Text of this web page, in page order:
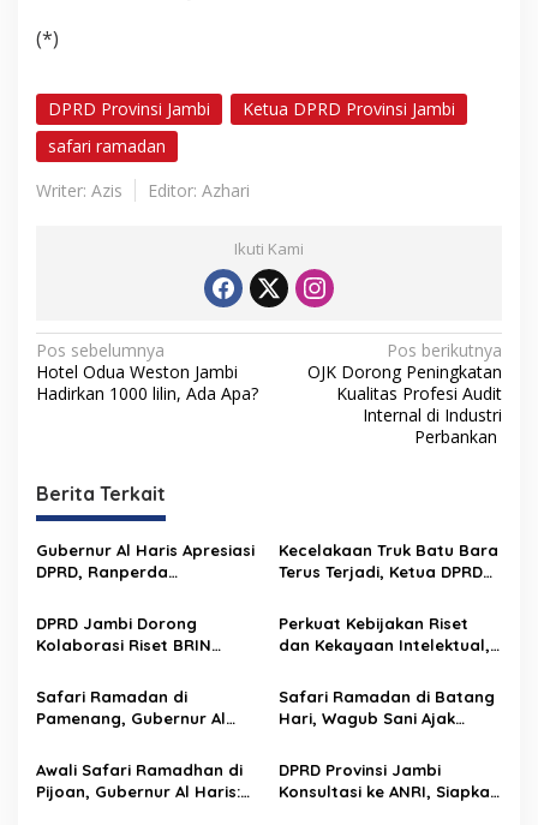
(*)
DPRD Provinsi Jambi
Ketua DPRD Provinsi Jambi
safari ramadan
Writer: Azis
Editor: Azhari
Ikuti Kami
N
a
g
a
s
i
p
o
s
Pos sebelumnya
Hotel Odua Weston Jambi
Hadirkan 1000 lilin, Ada Apa?
Pos berikutnya
OJK Dorong Peningkatan
Kualitas Profesi Audit
Internal di Industri
Perbankan
Berita Terkait
Gubernur Al Haris Apresiasi
DPRD, Ranperda
2025 Disetujui jadi Perda
Kecelakaan Truk Batu Bara
Terus Terjadi, Ketua DPRD
Tegas
DPRD Jambi Dorong
Kolaborasi Riset BRIN
Daerah dan Lingkungan
Perkuat Kebijakan Riset
dan Kekayaan Intelektual,
Kunjungi Balitbangda Jawa
Barat
Safari Ramadan di
Pamenang, Gubernur Al
dan Peran Keluarga
Safari Ramadan di Batang
Hari, Wagub Sani Ajak
dan Dukung Visi Jambi
Mantap 2029
Awali Safari Ramadhan di
Pijoan, Gubernur Al Haris:
DPRD Provinsi Jambi
Konsultasi ke ANRI, Siapkan